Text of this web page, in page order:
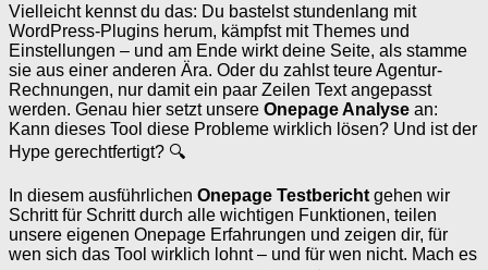
Vielleicht kennst du das: Du bastelst stundenlang mit
WordPress-Plugins herum, kämpfst mit Themes und
Einstellungen – und am Ende wirkt deine Seite, als stamme
sie aus einer anderen Ära. Oder du zahlst teure Agentur-
Rechnungen, nur damit ein paar Zeilen Text angepasst
werden. Genau hier setzt unsere Onepage Analyse an:
Kann dieses Tool diese Probleme wirklich lösen? Und ist der
Hype gerechtfertigt? 🔍
In diesem ausführlichen Onepage Testbericht gehen wir
Schritt für Schritt durch alle wichtigen Funktionen, teilen
unsere eigenen Onepage Erfahrungen und zeigen dir, für
wen sich das Tool wirklich lohnt – und für wen nicht. Mach es